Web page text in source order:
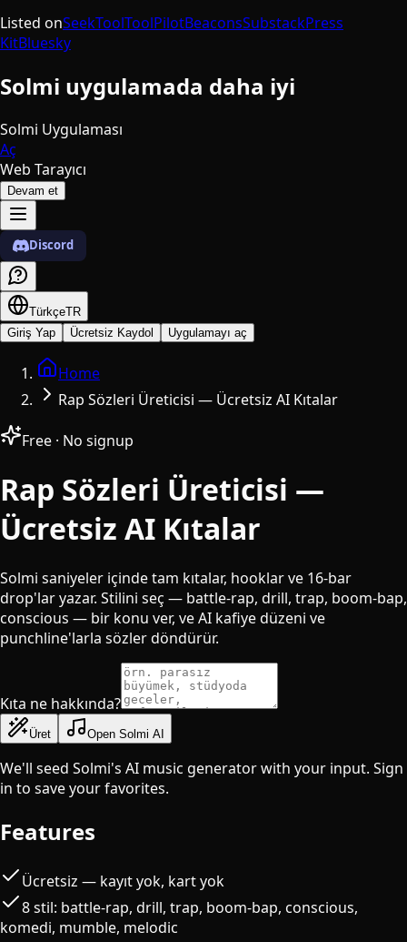
Listed onSeekToolToolPilotBeaconsSubstackPress
KitBluesky
Solmi uygulamada daha iyi
Solmi Uygulaması
Aç
Web Tarayıcı
Devam et
Discord
TürkçeTR
Giriş Yap
Ücretsiz Kaydol Uygulamayı aç
Home
Rap Sözleri Üreticisi — Ücretsiz AI Kıtalar
Free · No signup
Rap Sözleri Üreticisi —
Ücretsiz AI Kıtalar
Solmi saniyeler içinde tam kıtalar, hooklar ve 16-bar
drop'lar yazar. Stilini seç — battle-rap, drill, trap, boom-bap,
conscious — bir konu ver, ve AI kafiye düzeni ve
punchline'larla sözler döndürür.
Kıta ne hakkında?
Üret Open Solmi AI
We'll seed Solmi's AI music generator with your input. Sign
in to save your favorites.
Features
Ücretsiz — kayıt yok, kart yok
8 stil: battle-rap, drill, trap, boom-bap, conscious,
komedi, mumble, melodic